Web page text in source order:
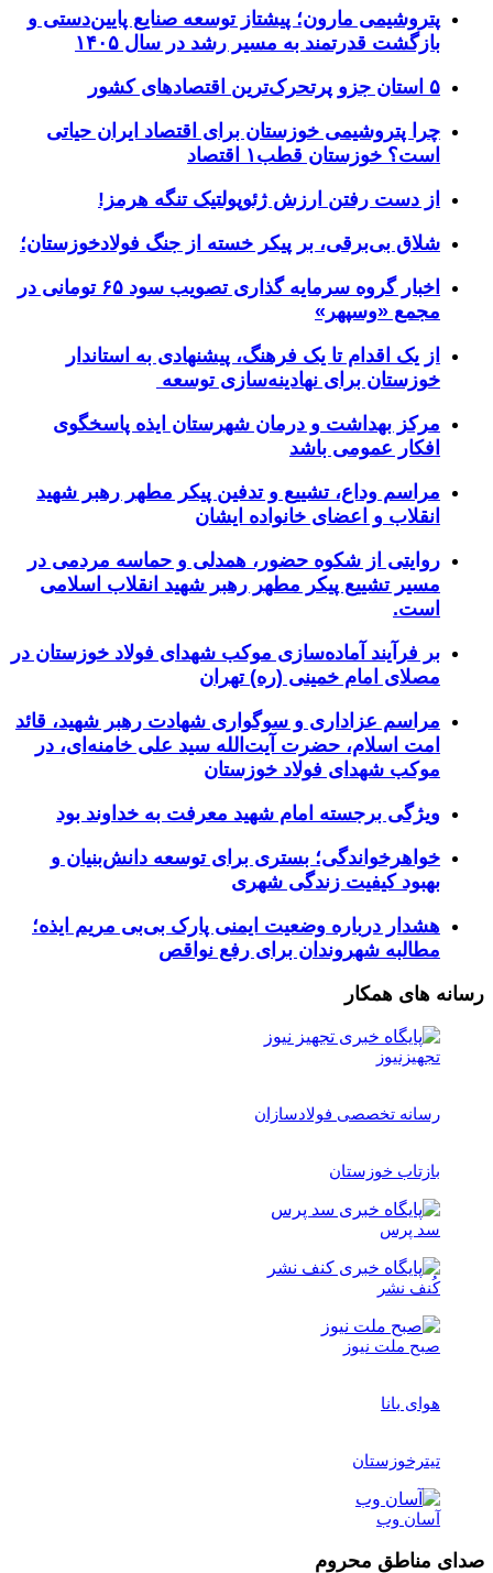
پتروشیمی مارون؛ پیشتاز توسعه صنایع پایین‌دستی و
بازگشت قدرتمند به مسیر رشد در سال ۱۴۰۵
۵ استان جزو پرتحرک‌ترین اقتصاد‌های کشور
چرا پتروشیمی خوزستان برای اقتصاد ایران حیاتی
است؟ خوزستان قطب۱ اقتصاد
از دست رفتن ارزش ژئوپولتیک تنگه هرمز!
شلاق‌ بی‌برقی، بر پیکر خسته‌ از جنگ فولادخوزستان؛
اخبار گروه سرمایه گذاری تصویب سود ۶۵ تومانی در
مجمع «وسپهر»
از یک اقدام تا یک فرهنگ، پیشنهادی به استاندار
خوزستان برای نهادینه‌سازی توسعه
مرکز بهداشت و درمان شهرستان ایذه پاسخگوی
افکار عمومی باشد
مراسم وداع، تشییع و تدفین پیکر مطهر رهبر شهید
انقلاب و اعضای خانواده ایشان
روایتی از شکوه حضور، همدلی و حماسه مردمی در
مسیر تشییع پیکر مطهر رهبر شهید انقلاب اسلامی
است.
بر فرآیند آماده‌سازی موکب شهدای فولاد خوزستان در
مصلای امام خمینی (ره) تهران
مراسم عزاداری و سوگواری شهادت رهبر شهید، قائد
امت اسلام، حضرت آیت‌الله سید علی خامنه‌ای، در
موکب شهدای فولاد خوزستان
ویژگی برجسته امام شهید معرفت به خداوند بود
خواهرخواندگی؛ بستری برای توسعه دانش‌بنیان و
بهبود کیفیت زندگی شهری
هشدار درباره وضعیت ایمنی پارک بی‌بی مریم ایذه؛
مطالبه شهروندان برای رفع نواقص
رسانه های همکار
تجهیزنیوز
رسانه تخصصی فولادسازان
بازتاب خوزستان
سد پرس
کُنف نشر
صبح ملت نیوز
هوای بانا
تیترخوزستان
آسان وب
صدای مناطق محروم